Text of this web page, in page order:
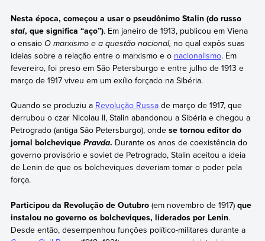
Nesta época, começou a usar o pseudônimo Stalin (do russo
stal, que significa “aço”). Em janeiro de 1913, publicou em Viena
o ensaio O marxismo e a questão nacional, no qual expôs suas
ideias sobre a relação entre o marxismo e o nacionalismo. Em
fevereiro, foi preso em São Petersburgo e entre julho de 1913 e
março de 1917 viveu em um exílio forçado na Sibéria.
Quando se produziu a Revolução Russade março de 1917, que
derrubou o czar Nicolau II, Stalin abandonou a Sibéria e chegou a
Petrogrado (antiga São Petersburgo), onde se tornou editor do
jornal bolchevique Pravda. Durante os anos de coexistência do
governo provisório e soviet de Petrogrado, Stalin aceitou a ideia
de Lenin de que os bolcheviques deveriam tomar o poder pela
força.
Participou da Revolução de Outubro (em novembro de 1917)que
instalou no governo os bolcheviques, liderados por Lenin.
Desde então, desempenhou funções político-militares durante a